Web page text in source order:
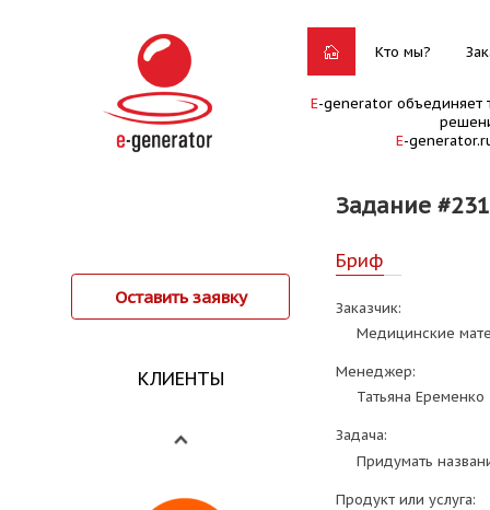
Кто мы?
E-generator объединяет
E-
Задание
Оставить заявку
КЛИЕНТЫ
Бриф
Заказчик:
Медицинские
Менеджер:
Татьяна Еременко
Задача:
Придумать
Продукт или услуга: